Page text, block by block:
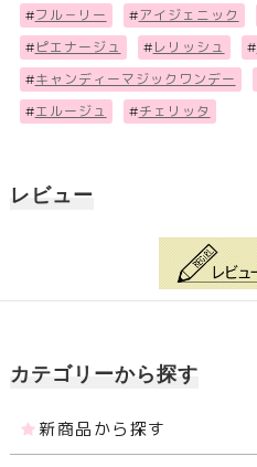
#フル－リー #アイジェニック
# ピエナージュ # レリッシュ #
#キャンディーマジックワンデー
#エルージュ #チェリッタ
レビュー
カテゴリーから探す
新商品から探す